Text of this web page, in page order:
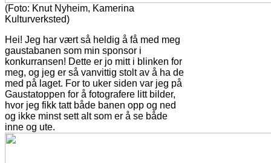
(Foto: Knut Nyheim, Kamerina
Kulturverksted)
Hei! Jeg har vært så heldig å få med meg
gaustabanen som min sponsor i
konkurransen! Dette er jo mitt i blinken for
meg, og jeg er så vanvittig stolt av å ha de
med på laget. For to uker siden var jeg på
Gaustatoppen for å fotografere litt bilder,
hvor jeg fikk tatt både banen opp og ned
og ikke minst sett alt som er å se både
inne og ute.